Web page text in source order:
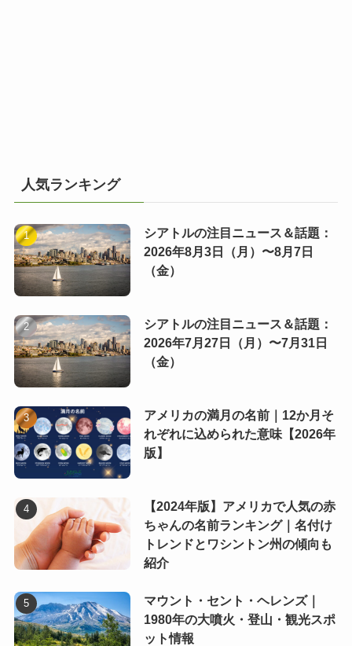
人気ランキング
シアトルの注目ニュース＆話題：
2026年8月3日（月）〜8月7日
（金）
シアトルの注目ニュース＆話題：
2026年7月27日（月）〜7月31日
（金）
アメリカの満月の名前｜12か月そ
れぞれに込められた意味【2026年
版】
【2024年版】アメリカで人気の赤
ちゃんの名前ランキング｜名付け
トレンドとワシントン州の傾向も
紹介
マウント・セント・ヘレンズ｜
1980年の大噴火・登山・観光スポ
ット情報